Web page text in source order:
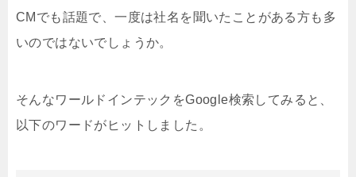
CMでも話題で、一度は社名を聞いたことがある方も多
いのではないでしょうか。
そんなワールドインテックをGoogle検索してみると、
以下のワードがヒットしました。